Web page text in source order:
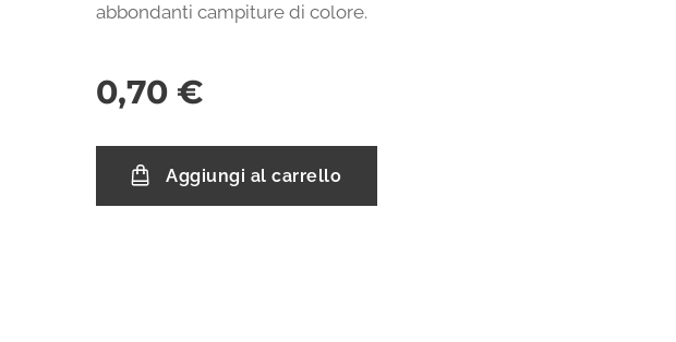
abbondanti campiture di colore.
0,70 €
Aggiungi al carrello